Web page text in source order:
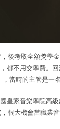
後考取全額獎學
都不用交學費。
當時的主管是一名
皇家音樂學院高
很大機會當職業音